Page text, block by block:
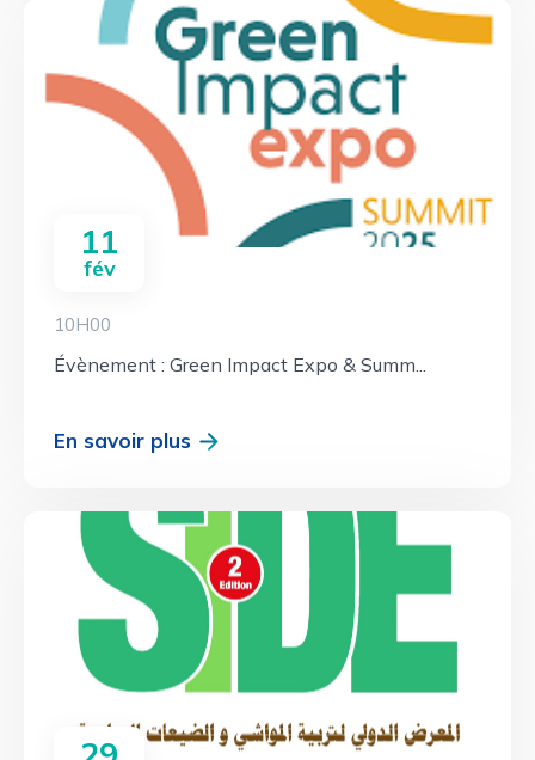
11
fév
10H00
Évènement : Green Impact Expo & Summ...
En savoir plus